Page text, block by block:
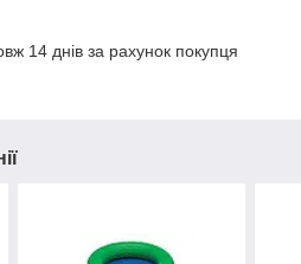
14 днів за рахунок покупця